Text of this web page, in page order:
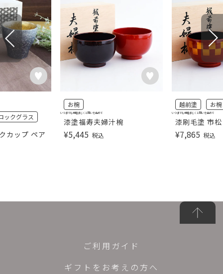
カップ ペア
ックグラス
漆塗福寿夫婦汁椀
お椀
¥5,445 税込
いつまでも仲睦まじくと願いを込めて
漆刷毛塗 市
越前塗 お椀
¥7,865 税込
いつまでも仲睦まじくと願いを込めて
ご利用ガイド
ギフトをお考えの方へ